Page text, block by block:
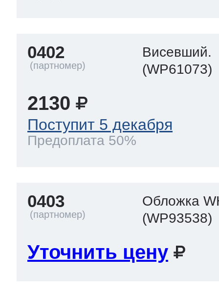
0402
Висевший.
(WP61073)
2130
Поступит 5 декабря
Предоплата 50%
0403
Обложка
(WP93538)
Уточнить цену